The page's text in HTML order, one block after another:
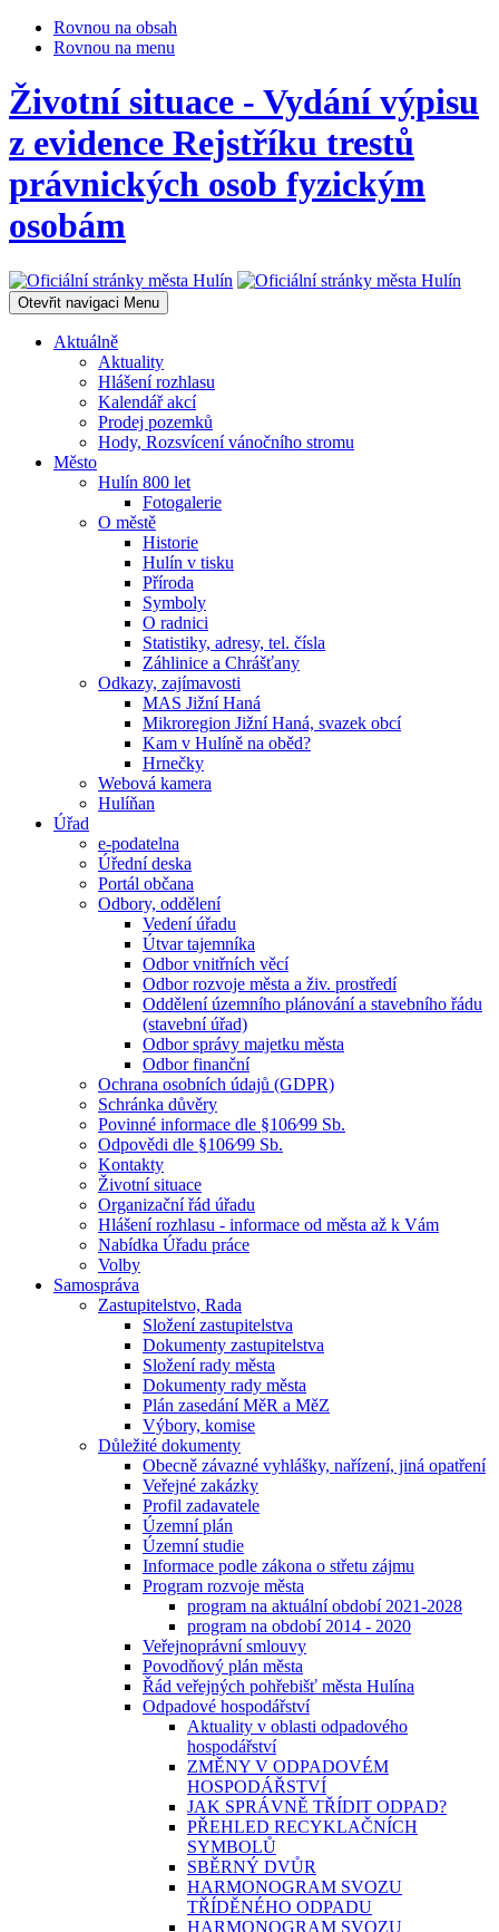
Rovnou na obsah
Rovnou na menu
Životní situace - Vydání výpisu
z evidence Rejstříku trestů
právnických osob fyzickým
osobám
Otevřit navigaci Menu
Aktuálně
Aktuality
Hlášení rozhlasu
Kalendář akcí
Prodej pozemků
Hody, Rozsvícení vánočního stromu
Město
Hulín 800 let
Fotogalerie
O městě
Historie
Hulín v tisku
Příroda
Symboly
O radnici
Statistiky, adresy, tel. čísla
Záhlinice a Chrášťany
Odkazy, zajímavosti
MAS Jižní Haná
Mikroregion Jižní Haná, svazek obcí
Kam v Hulíně na oběd?
Hrnečky
Webová kamera
Hulíňan
Úřad
e-podatelna
Úřední deska
Portál občana
Odbory, oddělení
Vedení úřadu
Útvar tajemníka
Odbor vnitřních věcí
Odbor rozvoje města a živ. prostředí
Oddělení územního plánování a stavebního řádu
(stavební úřad)
Odbor správy majetku města
Odbor finanční
Ochrana osobních údajů (GDPR)
Schránka důvěry
Povinné informace dle §106⁄99 Sb.
Odpovědi dle §106⁄99 Sb.
Kontakty
Životní situace
Organizační řád úřadu
Hlášení rozhlasu - informace od města až k Vám
Nabídka Úřadu práce
Volby
Samospráva
Zastupitelstvo, Rada
Složení zastupitelstva
Dokumenty zastupitelstva
Složení rady města
Dokumenty rady města
Plán zasedání MěR a MěZ
Výbory, komise
Důležité dokumenty
Obecně závazné vyhlášky, nařízení, jiná opatření
Veřejné zakázky
Profil zadavatele
Územní plán
Územní studie
Informace podle zákona o střetu zájmu
Program rozvoje města
program na aktuální období 2021-2028
program na období 2014 - 2020
Veřejnoprávní smlouvy
Povodňový plán města
Řád veřejných pohřebišť města Hulína
Odpadové hospodářství
Aktuality v oblasti odpadového
hospodářství
ZMĚNY V ODPADOVÉM
HOSPODÁŘSTVÍ
JAK SPRÁVNĚ TŘÍDIT ODPAD?
PŘEHLED RECYKLAČNÍCH
SYMBOLŮ
SBĚRNÝ DVŮR
HARMONOGRAM SVOZU
TŘÍDĚNÉHO ODPADU
HARMONOGRAM SVOZU